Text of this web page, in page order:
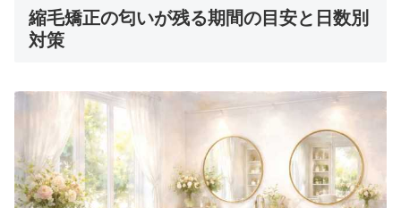
縮毛矯正の匂いが残る期間の目安と日数別
対策